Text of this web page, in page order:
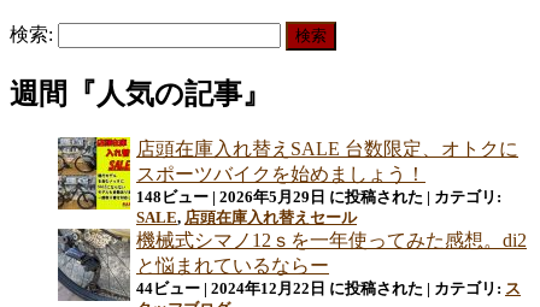
検索:
週間『人気の記事』
店頭在庫入れ替えSALE 台数限定、オトクに
スポーツバイクを始めましょう！
148ビュー 2026年5月29日 に投稿された
カテゴリ:
SALE, 店頭在庫入れ替えセール
機械式シマノ12ｓを一年使ってみた感想。di2
と悩まれているならー
44ビュー 2024年12月22日 に投稿された カテゴリ: ス